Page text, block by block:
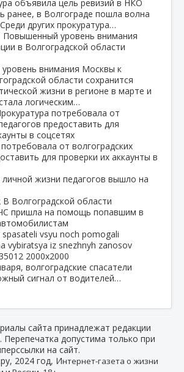
ранее, в Волгограде пошла волна
других прокуратура…
Повышенный уровень внимания
в Волгоградской области
жизни в регионе в марте и
логическим…
потребовала от
предоставить для
в соцсетях
жизни педагогов вышло на
В Волгоградской области
пришла на помощь попавшим в
волгоградские спасатели
сигнал от водителей…
сайта принадлежат редакции
Перепечатка допустима только при
на сайт.
2024 год, Интернет-газета о жизни